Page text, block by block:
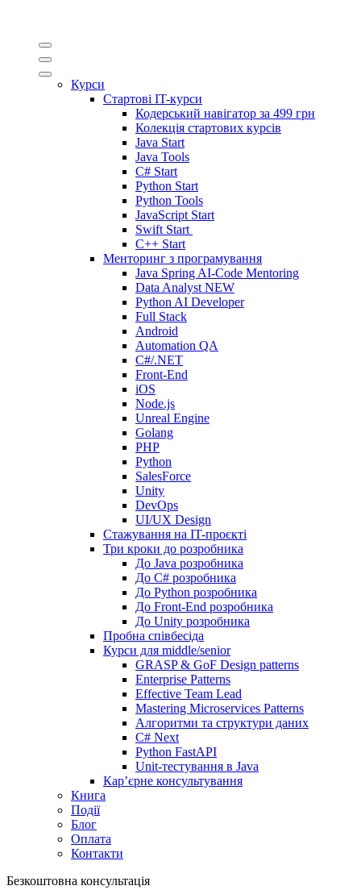
Курси
Стартові IT-курси
Кодерський навігатор за 499 грн
Колекція стартових курсів
Java Start
Java Tools
C# Start
Python Start
Python Tools
JavaScript Start
Swift Start
C++ Start
Менторинг з програмування
Java Spring AI-Code Mentoring
Data Analyst NEW
Python AI Developer
Full Stack
Android
Automation QA
C#/.NET
Front-End
iOS
Node.js
Unreal Engine
Golang
PHP
Python
SalesForce
Unity
DevOps
UI/UX Design
Стажування на IT-проєкті
Три кроки до розробника
До Java розробника
До C# розробника
До Python розробника
До Front-End розробника
До Unity розробника
Пробна співбесіда
Курси для middle/senior
GRASP & GoF Design patterns
Enterprise Patterns
Effective Team Lead
Mastering Microservices Patterns
Алгоритми та структури даних
C# Next
Python FastAPI
Unit-тестування в Java
Кар’єрне консультування
Книга
Події
Блог
Оплата
Контакти
Безкоштовна консультація